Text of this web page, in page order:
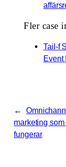
Fler case
Tail-f
Event
←
marketing
fungerar